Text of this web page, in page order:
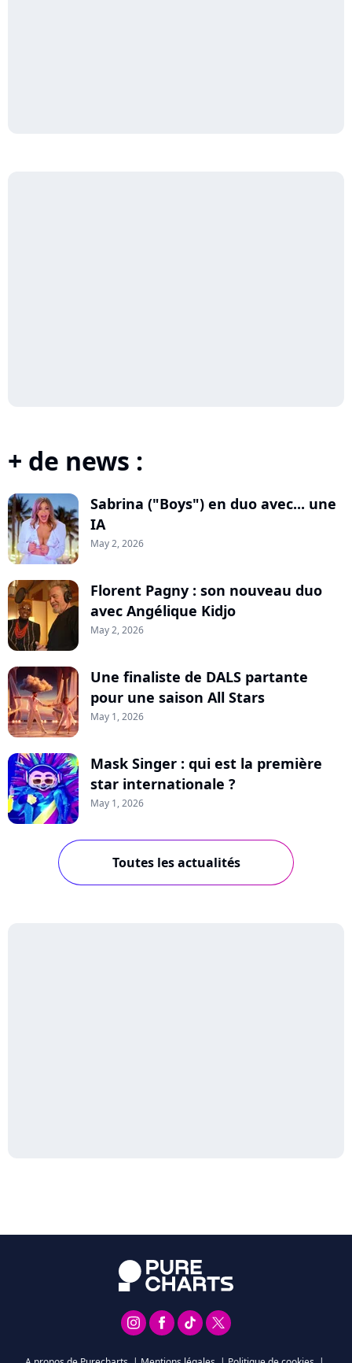
+ de news :
Sabrina ("Boys") en duo avec... une
IA
May 2, 2026
Florent Pagny : son nouveau duo
avec Angélique Kidjo
May 2, 2026
Une finaliste de DALS partante
pour une saison All Stars
May 1, 2026
Mask Singer : qui est la première
star internationale ?
May 1, 2026
Toutes les actualités